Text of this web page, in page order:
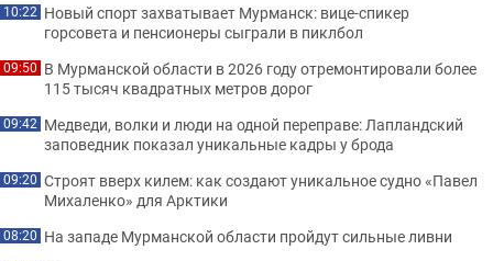
10:22 Новый спорт захватывает Мурманск: вице-спикер
горсовета и пенсионеры сыграли в пиклбол
09:50 В Мурманской области в 2026 году отремонтировали более
115 тысяч квадратных метров дорог
09:42 Медведи, волки и люди на одной переправе: Лапландский
заповедник показал уникальные кадры у брода
09:20 Строят вверх килем: как создают уникальное судно «Павел
Михаленко» для Арктики
08:20 На западе Мурманской области пройдут сильные ливни